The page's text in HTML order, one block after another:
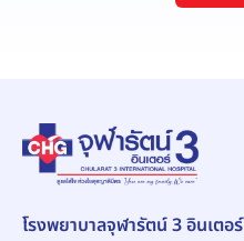
โรงพยาบาลจุฬารัตน์ 3 อินเตอร์